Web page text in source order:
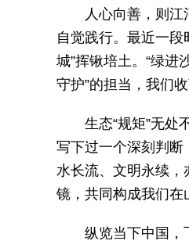
人心向善，则
自觉践行。最近一段
城”挥锹培土。“绿进
守护”的担当，我们
生态“规矩”无处
写下过一个深刻判断
水长流、文明永续，
镜，共同构成我们在
纵览当下中国